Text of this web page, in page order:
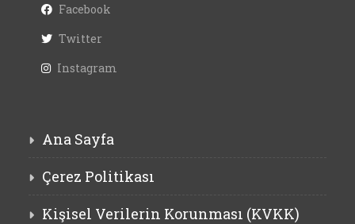
Facebook
Twitter
Instagram
Ana Sayfa
Çerez Politikası
Kişisel Verilerin Korunması (KVKK)